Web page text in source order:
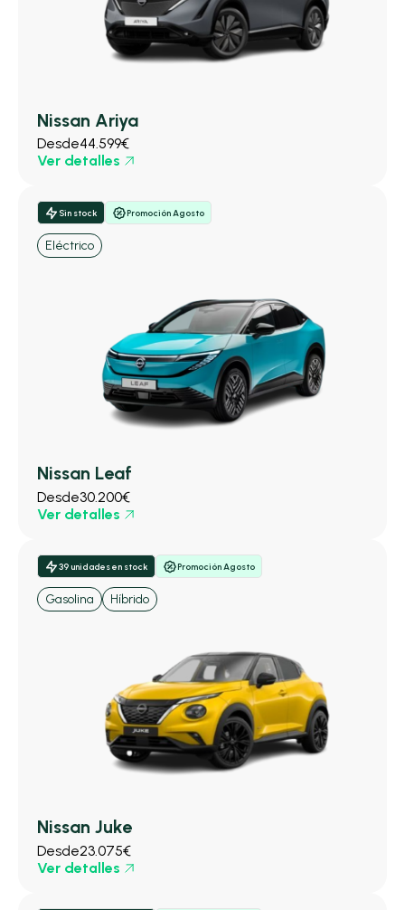
Nissan Ariya
Desde44.599€
Ver detalles
Sin stock Promoción Agosto
Eléctrico
Nissan Leaf
Desde30.200€
Ver detalles
39 unidades en stock Promoción Agosto
Gasolina Híbrido
Nissan Juke
Desde23.075€
Ver detalles